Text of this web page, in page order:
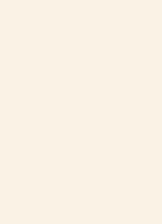
С 15)
С1)